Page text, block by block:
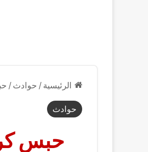
الرئيسية / حوادث / حبس
حوادث